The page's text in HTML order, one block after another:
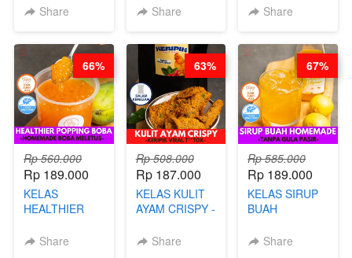
HOL**ND -
LEGENDARIS -
BY CHEF DITA
Share
BY CHEF DITA
Share
NADIA
Share
Rp 560.000
Rp 189.000
KELAS
HEALTHIER
BOBA -
Share
66%
Rp 508.000
Rp 187.000
KELAS KULIT
AYAM CRISPY -
T**TOK - BY
Share
63%
Rp 585.000
Rp 189.000
KELAS SIRUP
BUAH
TANPA GULA
Share
67%